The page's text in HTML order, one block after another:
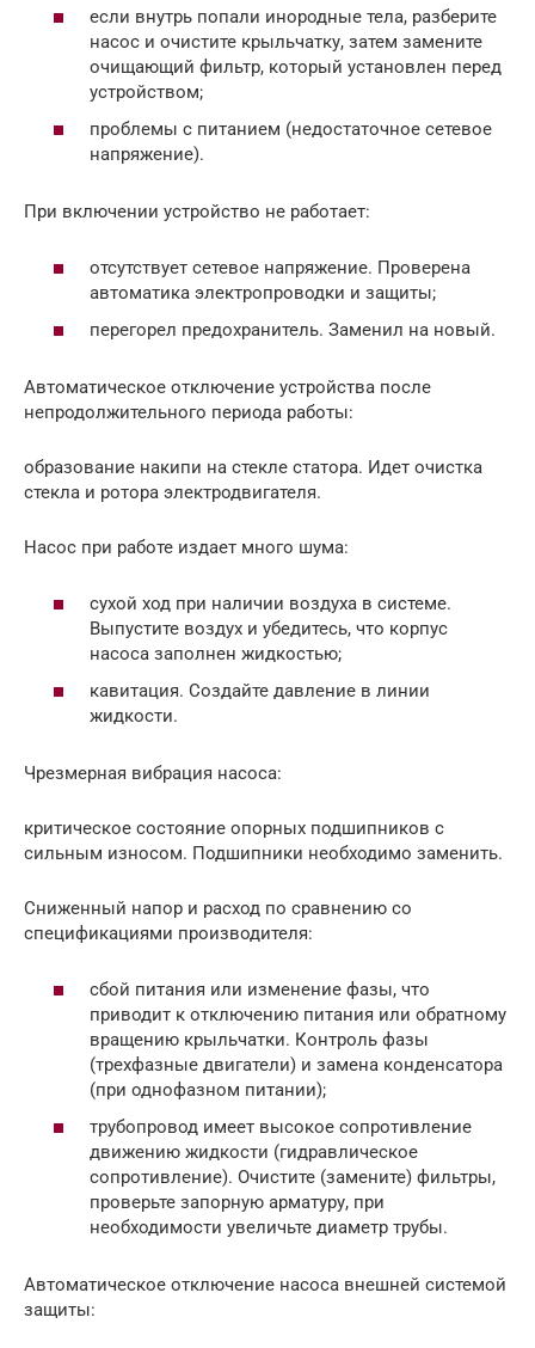
если внутрь попали инородные тела, разберите
насос и очистите крыльчатку, затем замените
очищающий фильтр, который установлен перед
устройством;
проблемы с питанием (недостаточное сетевое
напряжение).
При включении устройство не работает:
отсутствует сетевое напряжение. Проверена
автоматика электропроводки и защиты;
перегорел предохранитель. Заменил на новый.
Автоматическое отключение устройства после
непродолжительного периода работы:
образование накипи на стекле статора. Идет очистка
стекла и ротора электродвигателя.
Насос при работе издает много шума:
сухой ход при наличии воздуха в системе.
Выпустите воздух и убедитесь, что корпус
насоса заполнен жидкостью;
кавитация. Создайте давление в линии
жидкости.
Чрезмерная вибрация насоса:
критическое состояние опорных подшипников с
сильным износом. Подшипники необходимо заменить.
Сниженный напор и расход по сравнению со
спецификациями производителя:
сбой питания или изменение фазы, что
приводит к отключению питания или обратному
вращению крыльчатки. Контроль фазы
(трехфазные двигатели) и замена конденсатора
(при однофазном питании);
трубопровод имеет высокое сопротивление
движению жидкости (гидравлическое
сопротивление). Очистите (замените) фильтры,
проверьте запорную арматуру, при
необходимости увеличьте диаметр трубы.
Автоматическое отключение насоса внешней системой
защиты: